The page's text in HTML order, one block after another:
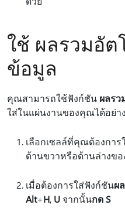
ใช้ ผลรวมอัต
ข้อมูล
คุณสามารถใช้ฟังก์ชัน ผลร
ใส่ในแผ่นงานของคุณได้อย่า
เลือกเซลล์ที่คุณต้องการ
ด้านขวาหรือด้านล่างข
เมื่อต้องการใส่ฟังก์ชันผ
Alt+H, U จากนั้นกด S